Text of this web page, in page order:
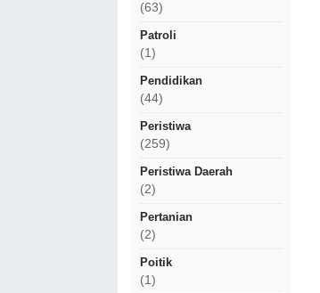
(63)
Patroli
(1)
Pendidikan
(44)
Peristiwa
(259)
Peristiwa Daerah
(2)
Pertanian
(2)
Poitik
(1)